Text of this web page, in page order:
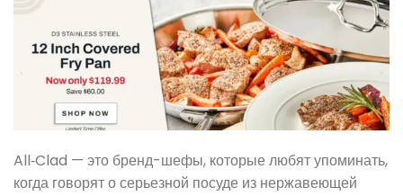
All‑Clad — это бренд-шефы, которые любят упоминать,
когда говорят о серьезной посуде из нержавеющей